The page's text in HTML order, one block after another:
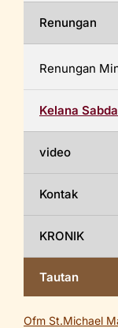
Renungan
Renungan
Kelana Sabda
video
Kontak
KRONIK
Tautan
Ofm St.Michael